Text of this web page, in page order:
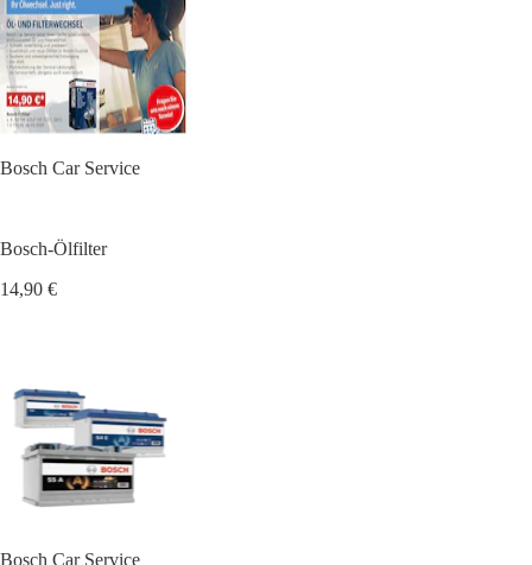
Bosch Car Service
Bosch-Ölfilter
14,90 €
Bosch Car Service